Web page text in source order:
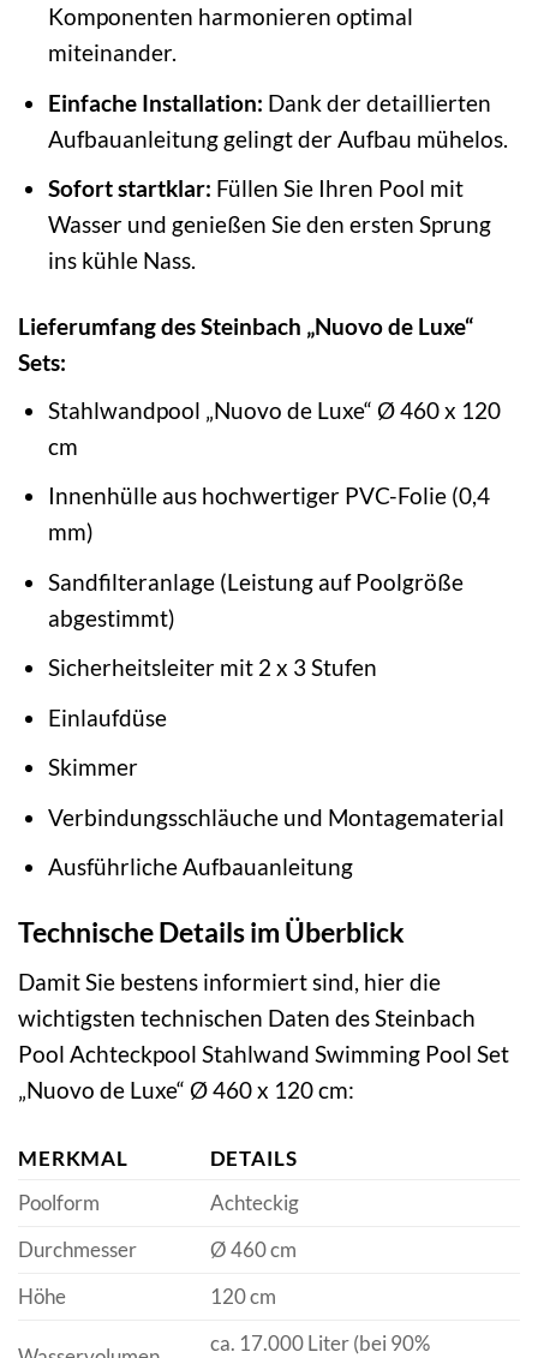
Komponenten harmonieren optimal
miteinander.
Einfache Installation: Dank der detaillierten
Aufbauanleitung gelingt der Aufbau mühelos.
Sofort startklar: Füllen Sie Ihren Pool mit
Wasser und genießen Sie den ersten Sprung
ins kühle Nass.
Lieferumfang des Steinbach „Nuovo de Luxe“
Sets:
Stahlwandpool „Nuovo de Luxe“ Ø 460 x 120
cm
Innenhülle aus hochwertiger PVC-Folie (0,4
mm)
Sandfilteranlage (Leistung auf Poolgröße
abgestimmt)
Sicherheitsleiter mit 2 x 3 Stufen
Einlaufdüse
Skimmer
Verbindungsschläuche und Montagematerial
Ausführliche Aufbauanleitung
Technische Details im Überblick
Damit Sie bestens informiert sind, hier die
wichtigsten technischen Daten des Steinbach
Pool Achteckpool Stahlwand Swimming Pool Set
„Nuovo de Luxe“ Ø 460 x 120 cm:
MERKMAL
DETAILS
Poolform
Achteckig
Durchmesser
Ø 460 cm
Höhe
120 cm
ca. 17.000 Liter (bei 90%